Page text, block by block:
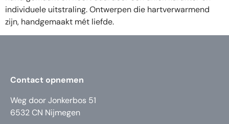
individuele uitstraling. Ontwerpen die hartverwarmend
zijn, handgemaakt mét liefde.
Contact opnemen
Weg door Jonkerbos 51
6532 CN Nijmegen